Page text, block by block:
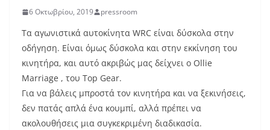
6 Οκτωβρίου, 2019 pressroom
Τα αγωνιστικά αυτοκίνητα WRC είναι δύσκολα στην
οδήγηση. Είναι όμως δύσκολα και στην εκκίνηση του
κινητήρα, και αυτό ακριβώς μας δείχνει ο Ollie
Marriage , του Top Gear.
Για να βάλεις μπροστά τον κινητήρα και να ξεκινήσεις,
δεν πατάς απλά ένα κουμπί, αλλά πρέπει να
ακολουθήσεις μια συγκεκριμένη διαδικασία.